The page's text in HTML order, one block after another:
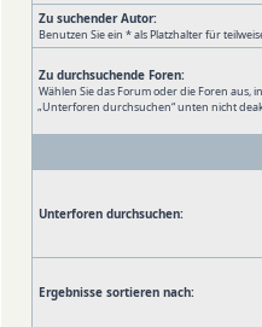
Zu suchender Autor:
Benutzen Sie ein * als Platzhalter für
Zu durchsuchende Foren:
Wählen Sie das Forum oder die Foren
„Unterforen durchsuchen“ unten nicht
Unterforen durchsuchen:
Ergebnisse sortieren nach: